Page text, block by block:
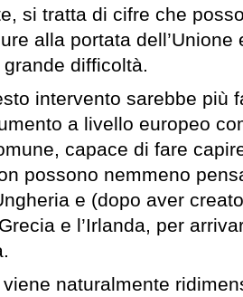
si tratta di cifre che
alla portata dell’Unione
difficoltà.
intervento sarebbe più
a livello europeo
capace di fare
possono nemmeno
e (dopo aver
e l’Irlanda, per
naturalmente